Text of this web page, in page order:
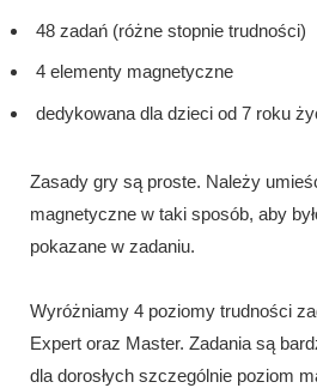
48 zadań (różne stopnie trudności)
4 elementy magnetyczne
dedykowana dla dzieci od 7 roku
Zasady gry są proste. Należy
magnetyczne w taki sposób, aby
pokazane w zadaniu.
Wyróżniamy 4 poziomy trudności
Expert oraz Master. Zadania są
dla dorosłych szczególnie poziom